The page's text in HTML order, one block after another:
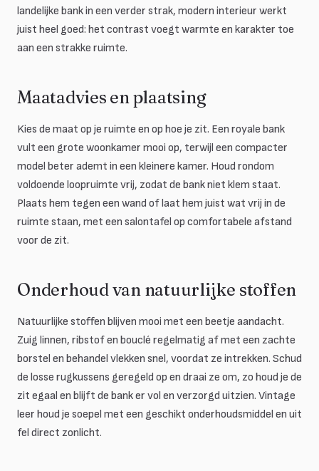
landelijke bank in een verder strak, modern interieur werkt
juist heel goed: het contrast voegt warmte en karakter toe
aan een strakke ruimte.
Maatadvies en plaatsing
Kies de maat op je ruimte en op hoe je zit. Een royale bank
vult een grote woonkamer mooi op, terwijl een compacter
model beter ademt in een kleinere kamer. Houd rondom
voldoende loopruimte vrij, zodat de bank niet klem staat.
Plaats hem tegen een wand of laat hem juist wat vrij in de
ruimte staan, met een salontafel op comfortabele afstand
voor de zit.
Onderhoud van natuurlijke stoffen
Natuurlijke stoffen blijven mooi met een beetje aandacht.
Zuig linnen, ribstof en bouclé regelmatig af met een zachte
borstel en behandel vlekken snel, voordat ze intrekken. Schud
de losse rugkussens geregeld op en draai ze om, zo houd je de
zit egaal en blijft de bank er vol en verzorgd uitzien. Vintage
leer houd je soepel met een geschikt onderhoudsmiddel en uit
fel direct zonlicht.